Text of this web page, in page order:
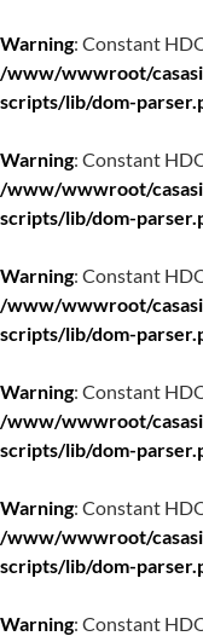
Warning: Constant
/www/wwwroot/
scripts/lib/dom-
Warning: Constant
/www/wwwroot/
scripts/lib/dom-
Warning: Constant
/www/wwwroot/
scripts/lib/dom-
Warning: Constant
/www/wwwroot/
scripts/lib/dom-
Warning: Constant
/www/wwwroot/
scripts/lib/dom-
Warning: Constant